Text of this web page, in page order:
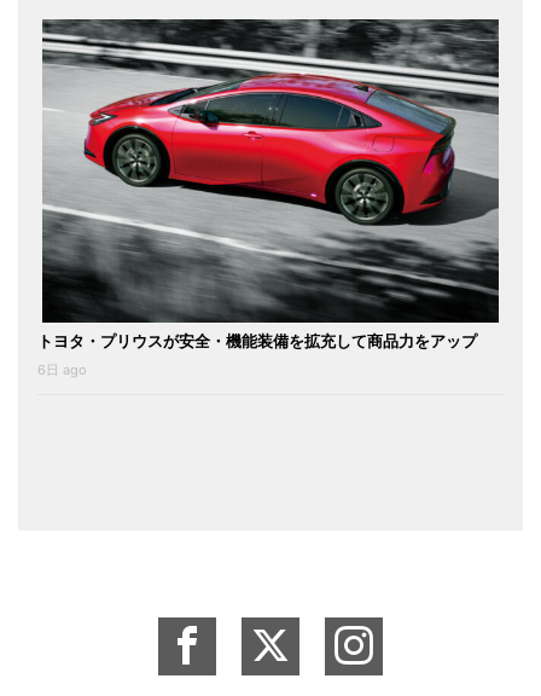
トヨタ・プリウスが安全・機能装備を拡充して商品力をアップ
6日 ago